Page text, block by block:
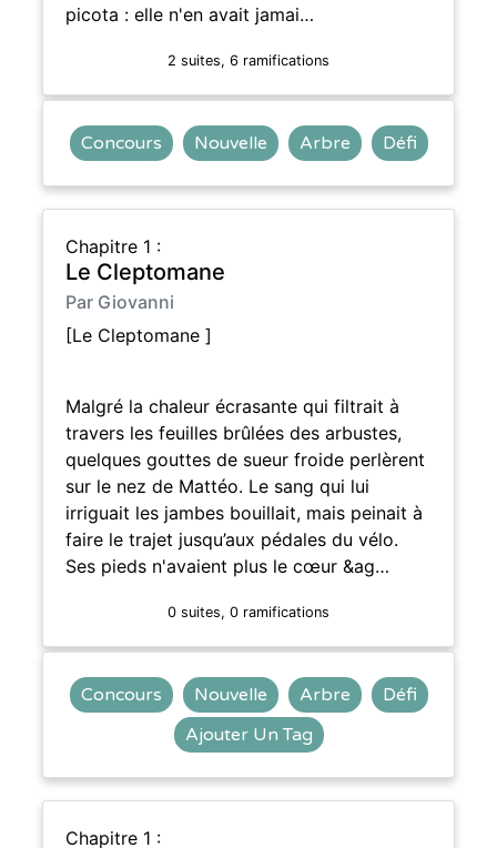
picota : elle n'en avait jamai…
2 suites, 6 ramifications
Concours Nouvelle Arbre Défi
Chapitre 1 :
Le Cleptomane
Par Giovanni
[Le Cleptomane ]
Malgré la chaleur écrasante qui filtrait à
travers les feuilles brûlées des arbustes,
quelques gouttes de sueur froide perlèrent
sur le nez de Mattéo. Le sang qui lui
irriguait les jambes bouillait, mais peinait à
faire le trajet jusqu’aux pédales du vélo.
Ses pieds n'avaient plus le cœur &ag…
0 suites, 0 ramifications
Concours Nouvelle Arbre
Défi
Ajouter Un Tag
Chapitre 1 :